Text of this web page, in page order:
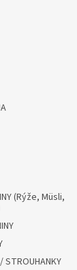
(Rýže, Müsli,
STROUHANKY